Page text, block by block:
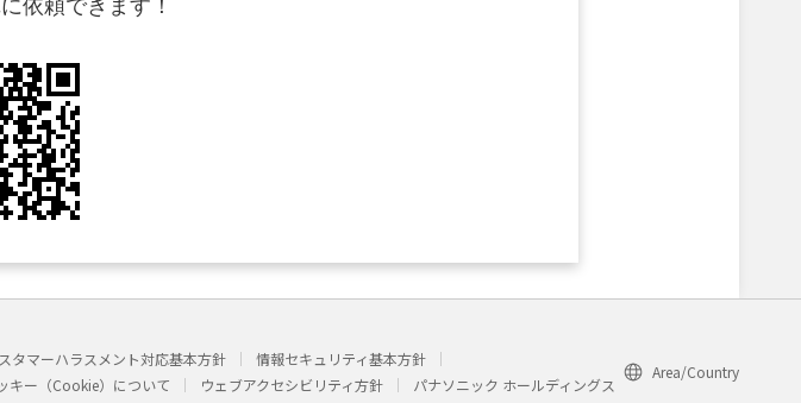
依頼できます！
タマーハラスメント対応基本方針
情報セキュリティ基本方針
キー（Cookie）について ウェブアクセシビリティ方針 パナソニック ホールディングス
Area/Country